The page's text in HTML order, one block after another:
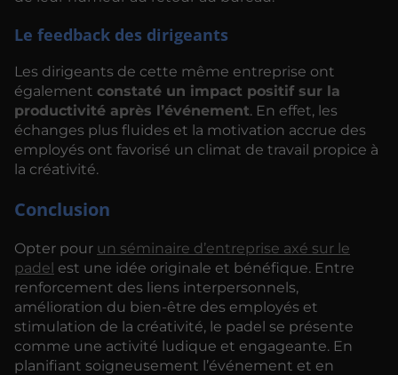
Le feedback des dirigeants
Les dirigeants de cette même entreprise ont
également constaté un impact positif sur la
productivité après l’événement. En effet, les
échanges plus fluides et la motivation accrue des
employés ont favorisé un climat de travail propice à
la créativité.
Conclusion
Opter pour un séminaire d’entreprise axé sur le
padel est une idée originale et bénéfique. Entre
renforcement des liens interpersonnels,
amélioration du bien-être des employés et
stimulation de la créativité, le padel se présente
comme une activité ludique et engageante. En
planifiant soigneusement l’événement et en